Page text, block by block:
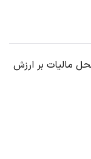
محل مالیات بر ارزش